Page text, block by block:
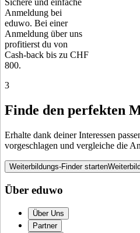
Sichere und einfache
Anmeldung bei
eduwo. Bei einer
Anmeldung über uns
profitierst du von
Cash-back bis zu CHF
800.
3
Finde den perfekten
Erhalte dank deiner Interessen
vorgeschlagen und vergleiche die
Weiterbildungs-Finder starten
Über eduwo
Über Uns
Partner